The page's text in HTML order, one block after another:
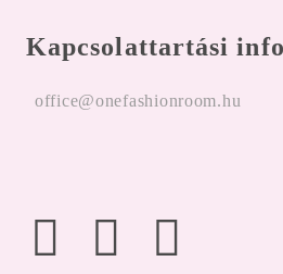
Kapcsolattartási
office@onefashionroom.hu